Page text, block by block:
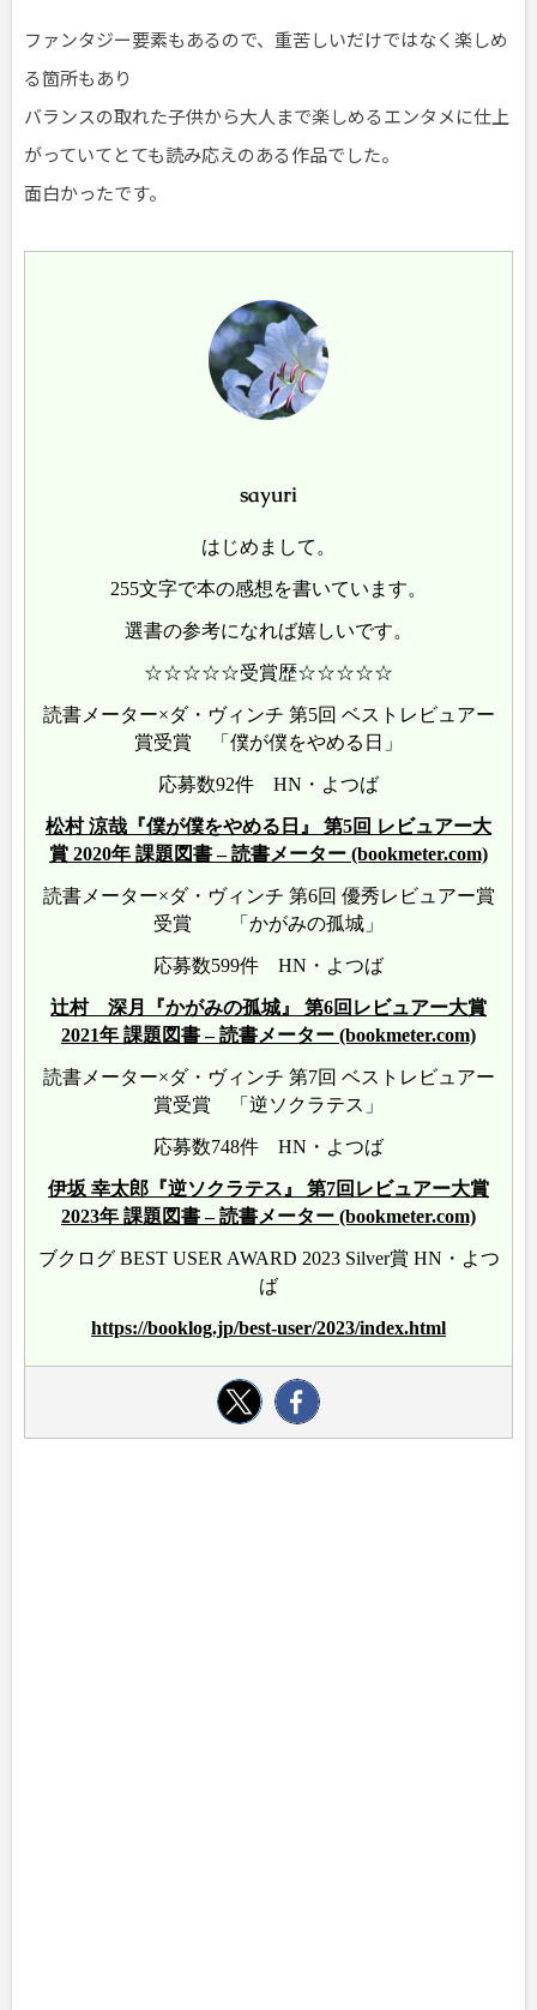
ファンタジー要素もあるので、重苦しいだけではなく楽しめ
る箇所もあり
バランスの取れた子供から大人まで楽しめるエンタメに仕上
がっていてとても読み応えのある作品でした。
面白かったです。
sayuri
はじめまして。
255文字で本の感想を書いています。
選書の参考になれば嬉しいです。
☆☆☆☆☆受賞歴☆☆☆☆☆
読書メーター×ダ・ヴィンチ 第5回 ベストレビュアー
賞受賞 「僕が僕をやめる日」
応募数92件 HN・よつば
松村 涼哉『僕が僕をやめる日』 第5回 レビュアー大
賞 2020年 課題図書 – 読書メーター (bookmeter.com)
読書メーター×ダ・ヴィンチ 第6回 優秀レビュアー賞
受賞 「かがみの孤城」
応募数599件 HN・よつば
辻村 深月『かがみの孤城』 第6回レビュアー大賞
2021年 課題図書 – 読書メーター (bookmeter.com)
読書メーター×ダ・ヴィンチ 第7回 ベストレビュアー
賞受賞 「逆ソクラテス」
応募数748件 HN・よつば
伊坂 幸太郎『逆ソクラテス』 第7回レビュアー大賞
2023年 課題図書 – 読書メーター (bookmeter.com)
ブクログ BEST USER AWARD 2023 Silver賞 HN・よつ
ば
https://booklog.jp/best-user/2023/index.html